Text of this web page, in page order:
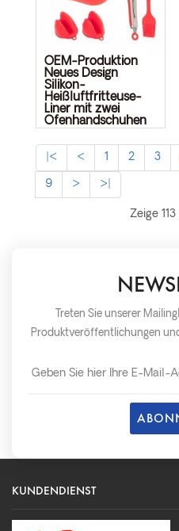
OEM-Produktion
Neues Design
Silikon-
Heißluftfritteuse-
Liner mit zwei
Ofenhandschuhen
|< < 1 2 3
9 > >|
Zeige
Treten Sie unserer
Produktveröffentlichungen
KUNDENDIENST